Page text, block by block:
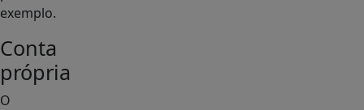
exemplo.
Conta
própria
O